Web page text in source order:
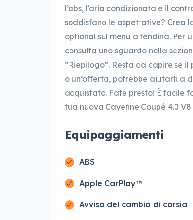
l’abs, l’aria condizionata e il
soddisfano le aspettative? Crea
optional sul menu a tendina. Per
consulta uno sguardo nella
“Riepilogo”. Resta da capire se
o un’offerta, potrebbe aiutarti a
acquistato. Fate presto! È facile
tua nuova Cayenne Coupé 4.0
Equipaggiamenti
ABS
Apple CarPlay™
Avviso del cambio di corsia